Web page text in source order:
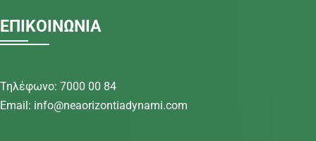
ΕΠΙΚΟΙΝΩΝΙΑ
Τηλέφωνο: 7000 00 84
Email: info@neaorizontiadynami.com